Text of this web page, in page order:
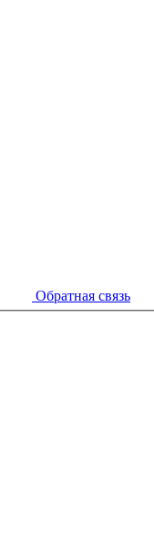
Обратная связь